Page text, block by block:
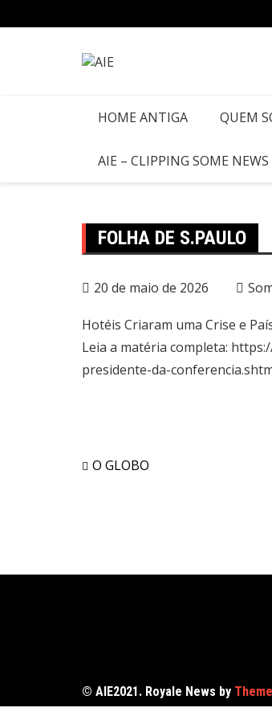
HOME ANTIGA QUEM
AIE – CLIPPING SOME NEWS
FOLHA DE S.PAULO
20 de maio de 2026
Hotéis Criaram uma Crise e
Leia a matéria completa:
presidente-da-
O GLOBO
© AIE2021. Royale News by